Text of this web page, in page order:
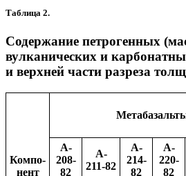
Таблица 2.
Содержание петрогенных
вулканических и
и верхней части разреза
Компо-
нент
A-
208-
82
A-
211-82
A-
214-
82
A-
220-
82